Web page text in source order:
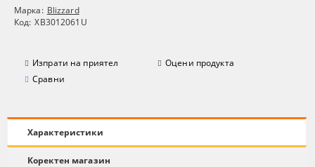
Марка: Blizzard
Код: XB3012061U
Изпрати на приятел
Оцени продукта
Сравни
Характеристики
Коректен магазин